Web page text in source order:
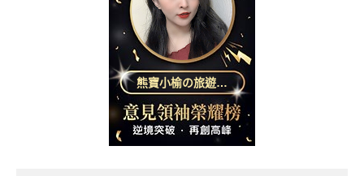
熊寶小榆の旅遊日
記